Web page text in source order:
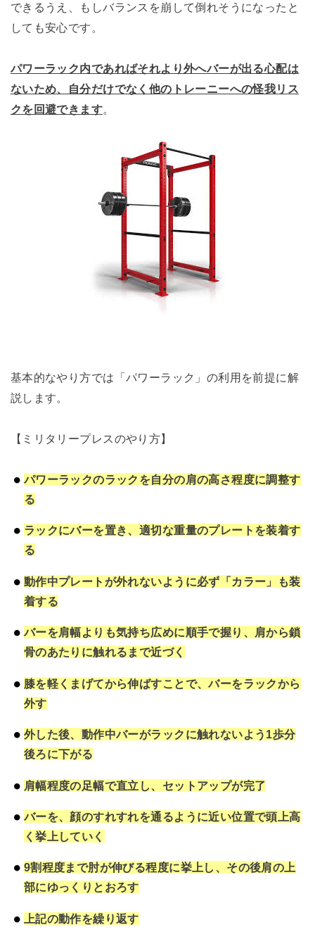
できるうえ、もしバランスを崩して倒れそうになったと
しても安心です。
パワーラック内であればそれより外へバーが出る心配は
ないため、自分だけでなく他のトレーニーへの怪我リス
クを回避できます。
基本的なやり方では「パワーラック」の利用を前提に解
説します。
【ミリタリープレスのやり方】
パワーラックのラックを自分の肩の高さ程度に調整す
る
ラックにバーを置き、適切な重量のプレートを装着す
る
動作中プレートが外れないように必ず「カラー」も装
着する
バーを肩幅よりも気持ち広めに順手で握り、肩から鎖
骨のあたりに触れるまで近づく
膝を軽くまげてから伸ばすことで、バーをラックから
外す
外した後、動作中バーがラックに触れないよう1歩分
後ろに下がる
肩幅程度の足幅で直立し、セットアップが完了
バーを、顔のすれすれを通るように近い位置で頭上高
く挙上していく
9割程度まで肘が伸びる程度に挙上し、その後肩の上
部にゆっくりとおろす
上記の動作を繰り返す